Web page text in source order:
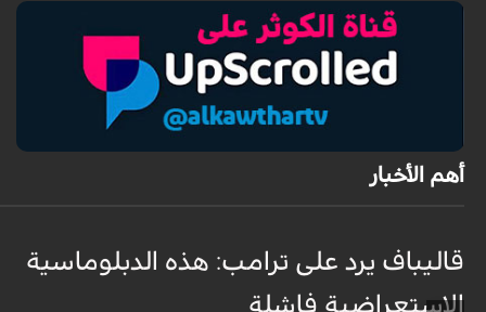
أهم الأخبار
قاليباف يرد على ترامب: هذه الدبلوماسية
الاستعراضية فاشلة